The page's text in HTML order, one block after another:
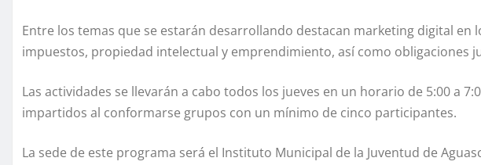
Entre los temas que se estarán desarrollando destacan marketing digital en
impuestos, propiedad intelectual y emprendimiento, así como obligaciones
Las actividades se llevarán a cabo todos los jueves en un horario de 5:00 a
impartidos al conformarse grupos con un mínimo de cinco participantes.
La sede de este programa será el Instituto Municipal de la Juventud de